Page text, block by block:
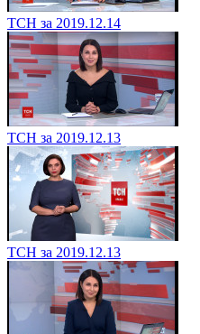
ТСН за 2019.12.14
ТСН за 2019.12.13
ТСН за 2019.12.13